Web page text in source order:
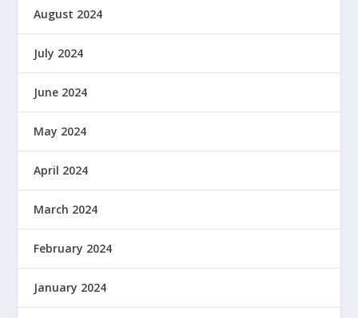
August 2024
July 2024
June 2024
May 2024
April 2024
March 2024
February 2024
January 2024